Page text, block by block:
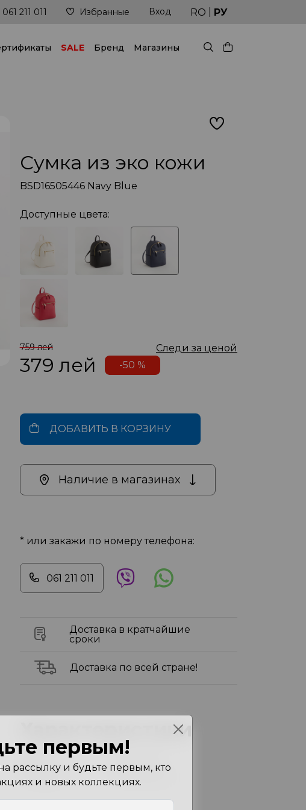
Доставка в кратчайшие сроки
061 211 011 Избранные Вход RO РУ
SALE Бренд Магазины
Сумка из эко кожи
BSD16505446 Navy Blue
Доступные цвета:
759 лей Следи за ценой
379лей -50 %
ДОБАВИТЬ В КОРЗИНУ
Наличие в магазинах
* или закажи по номеру телефона:
061 211 011
Доставка в кратчайшие
сроки
Доставка по всей стране!
Характеристики
Цвет
Navy Blue
Размеры
11X24X30 см
первым!
рассылку и будьте первым, кто
и новых коллекциях.